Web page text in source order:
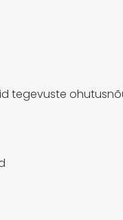
tegevuste